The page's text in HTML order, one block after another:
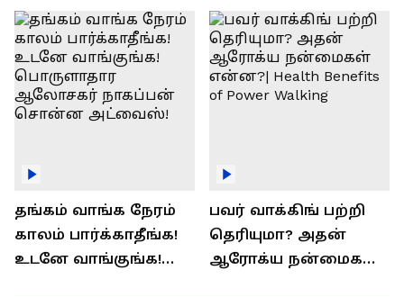
ராஜீவ் சந்தோஷம் !
Interview
தங்கம் வாங்க நேரம்
காலம் பார்க்காதீங்க!
உடனே வாங்குங்க!
பவர் வாக்கிங் பற்றி
தெரியுமா? அதன்
ஆரோக்ய நன்மைகள்